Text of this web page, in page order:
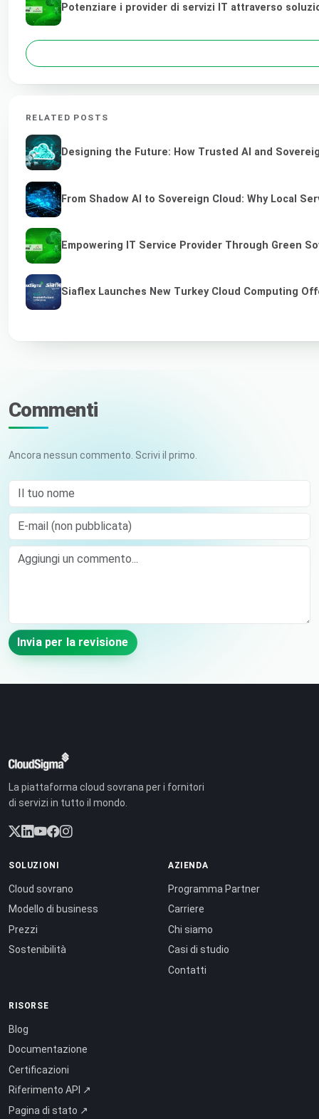
Potenziare i provider di servizi IT attraverso
RELATED POSTS
Designing the Future: How Trusted AI and
From Shadow AI to Sovereign Cloud: Why Local
Empowering IT Service Provider Through Green
Siaflex Launches New Turkey Cloud Computing
Commenti
Ancora nessun commento. Scrivi il primo.
Il tuo nome
E-mail (non pubblicata)
Comment
Invia per la revisione
La piattaforma cloud sovrana per i fornitori
di servizi in tutto il mondo.
SOLUZIONI
Cloud sovrano
Modello di business
Prezzi
Sostenibilità
AZIENDA
Programma Partner
Carriere
Chi siamo
Casi di studio
Contatti
RISORSE
Blog
Documentazione
Certificazioni
Riferimento API ↗
Pagina di stato ↗